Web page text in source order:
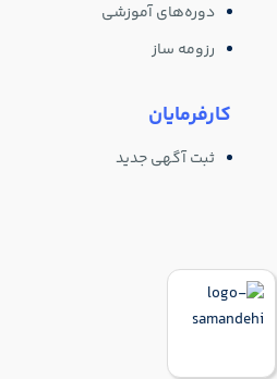
دوره‌های آموزشی
رزومه ساز
کارفرمایان
ثبت آگهی جدید